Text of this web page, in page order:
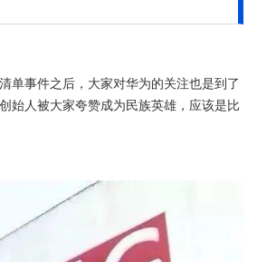
单事件之后，大家对华为的关注也是到了
始人被大家夸赞成为民族英雄，应该是比